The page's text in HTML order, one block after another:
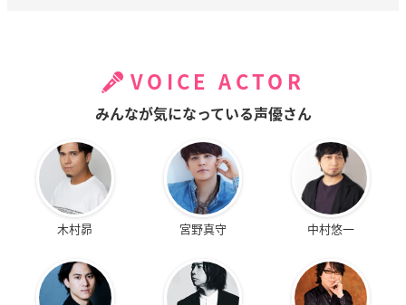
VOICE ACTOR
みんなが気になっている声優さん
木村昴 宮野真守 中村悠一